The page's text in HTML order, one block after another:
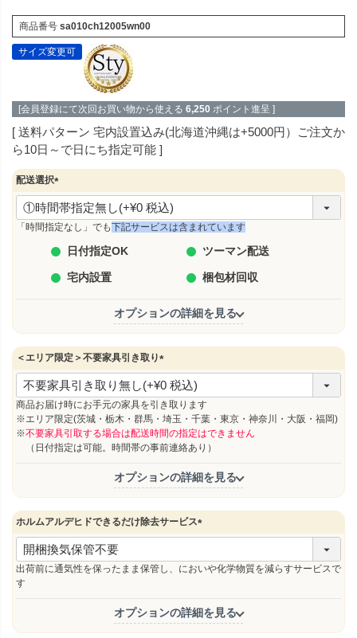
商品番号 sa010ch12005wn00
サイズ変更可
[会員登録にて次回お買い物から使える 6,250 ポイント進呈 ]
送料パターン 宅内設置込み(北海道沖縄は+5000円）ご注文か
ら10日～で日にち指定可能
配送選択
(
必
須
「時間指定なし」でも下記サービスは含まれています
日付指定OK ツーマン配送
宅内設置 梱包材回収
オプションの詳細を見る
＜エリア限定＞不要家具引き取り
(
必
須
商品お届け時にお手元の家具を引き取ります
※エリア限定(茨城・栃木・群馬・埼玉・千葉・東京・神奈川・大阪・福岡)
※不要家具引取する場合は配送時間の指定はできません
（日付指定は可能。時間帯の事前連絡あり）
オプションの詳細を見る
ホルムアルデヒドできるだけ除去サービス
(
須
出荷前に通気性を保ったまま保管し、においや化学物質を減らすサービスで
す
オプションの詳細を見る